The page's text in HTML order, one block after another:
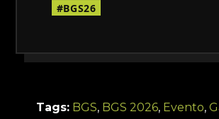
#BGS26
Tags: BGS, BGS 2026, Evento,